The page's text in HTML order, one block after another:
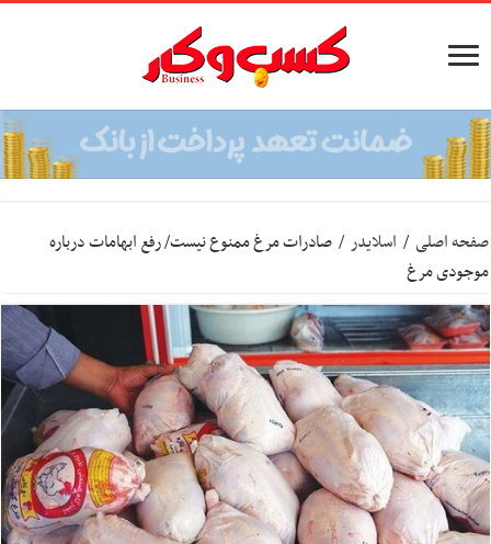
صفحه اصلی / اسلایدر / صادرات مرغ ممنوع نیست/ رفع ابهامات درباره
موجودی مرغ